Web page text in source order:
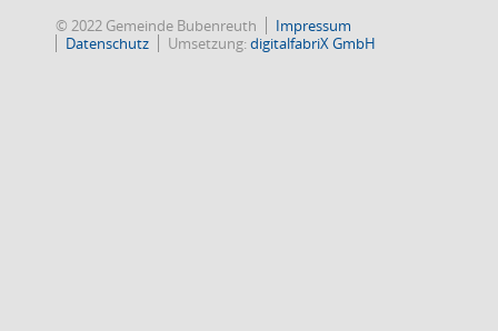
© 2022 Gemeinde Bubenreuth
Impressum
Datenschutz
Umsetzung:digitalfabriX GmbH